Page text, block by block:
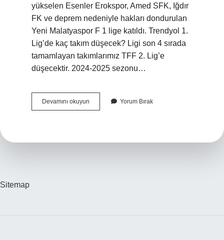
yükselen Esenler Erokspor, Amed SFK, Iğdır
FK ve deprem nedeniyle hakları dondurulan
Yeni Malatyaspor F 1 lige katıldı. Trendyol 1.
Lig’de kaç takım düşecek? Ligi son 4 sırada
tamamlayan takımlarımız TFF 2. Lig’e
düşecektir. 2024-2025 sezonu…
Devamını okuyun
1
Yorum Bırak
Sitemap